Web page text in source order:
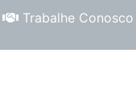
Trabalhe Conosco